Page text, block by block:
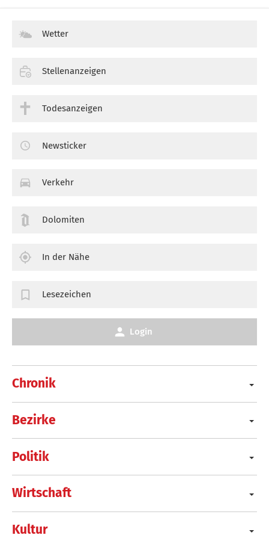
Chronik
Bezirke
Politik
Wirtschaft
Kultur
Wetter
Stellenanzeigen
Todesanzeigen
Newsticker
Verkehr
Dolomiten
In der Nähe
Lesezeichen
Login